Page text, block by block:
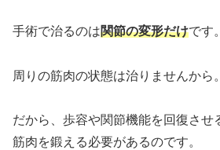
手術で治るのは関節の変形だけです。
周りの筋肉の状態は治りませんから。
だから、歩容や関節機能を回復させ
筋肉を鍛える必要があるのです。